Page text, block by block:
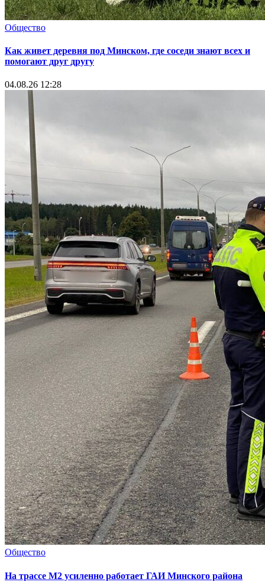
Общество
Как живет деревня под Минском, где соседи знают всех и
помогают друг другу
04.08.26 12:28
Общество
На трассе М2 усиленно работает ГАИ Минского района